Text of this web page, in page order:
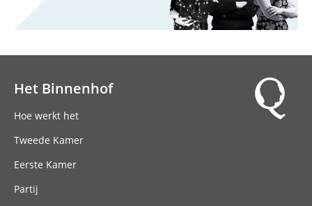
Het Binnenhof
Hoe werkt het
Tweede Kamer
Eerste Kamer
Partij